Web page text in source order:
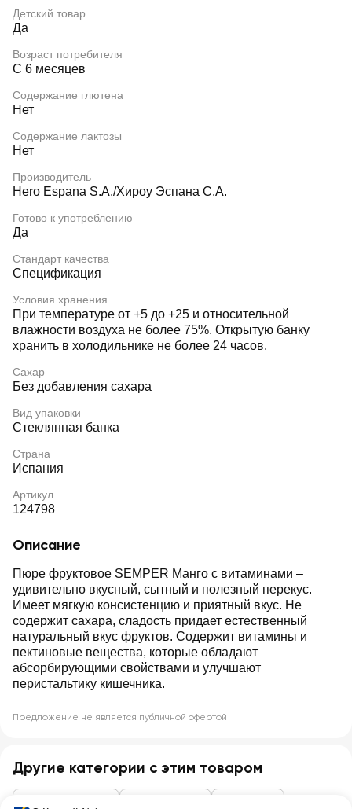
Детский товар
Да
Возраст потребителя
С 6 месяцев
Содержание глютена
Нет
Содержание лактозы
Нет
Производитель
Hero Espana S.A./Хироу Эспана С.А.
Готово к употреблению
Да
Стандарт качества
Спецификация
Условия хранения
При температуре от +5 до +25 и относительной
влажности воздуха не более 75%. Открытую банку
хранить в холодильнике не более 24 часов.
Сахар
Без добавления сахара
Вид упаковки
Стеклянная банка
Страна
Испания
Артикул
124798
Описание
Пюре фруктовое SEMPER Манго с витаминами –
удивительно вкусный, сытный и полезный перекус.
Имеет мягкую консистенцию и приятный вкус. Не
содержит сахара, сладость придает естественный
натуральный вкус фруктов. Содержит витамины и
пектиновые вещества, которые обладают
абсорбирующими свойствами и улучшают
перистальтику кишечника.
Предложение не является публичной офертой
Другие категории с этим товаром